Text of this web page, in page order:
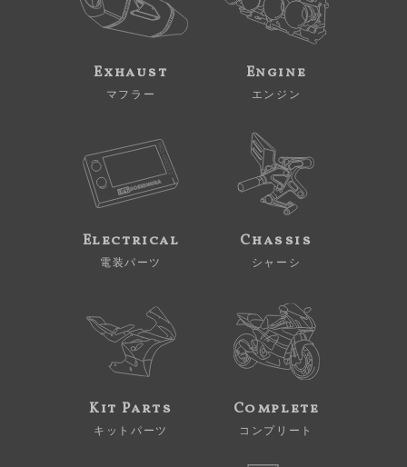
Exhaust
マフラー
Engine
エンジン
Electrical
電装パーツ
Chassis
シャーシ
Kit Parts
キットパーツ
Complete
コンプリート